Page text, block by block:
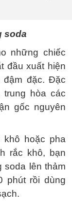
soda
những chiếc
đầu xuất hiện
đậm đặc. Đặc
trung hòa các
gốc nguyên
hoặc pha
rắc khô, bạn
soda lên thảm
phút rồi dùng